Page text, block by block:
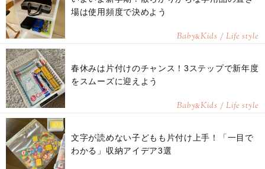
場は使用頻度で決めよう
Baby&Kids / Life style
春休みは片付けのチャンス！3ステップで新年度
をスムーズに迎えよう
Baby&Kids / Life style
文字が読めない子どもも片付け上手！「一目で
わかる」収納アイデア3選